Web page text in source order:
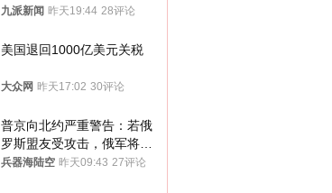
建议装护栏，也会影响自身
九派新闻 昨天19:44 28评论
美国退回1000亿美元关税
大众网 昨天17:02 30评论
普京向北约严重警告：若俄
罗斯盟友受攻击，俄军将动
用核武器保护
兵器海陆空 昨天09:43 27评论